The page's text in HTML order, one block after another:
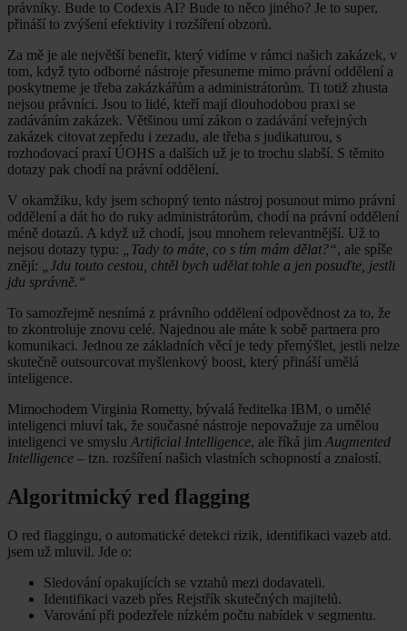
právníky. Bude to Codexis AI? Bude to něco jiného? Je to super,
přináší to zvýšení efektivity i rozšíření obzorů.
Za mě je ale největší benefit, který vidíme v rámci našich zakázek, v
tom, když tyto odborné nástroje přesuneme mimo právní oddělení a
poskytneme je třeba zakázkářům a administrátorům. Ti totiž zhusta
nejsou právníci. Jsou to lidé, kteří mají dlouhodobou praxi se
zadáváním zakázek. Většinou umí zákon o zadávání veřejných
zakázek citovat zepředu i zezadu, ale třeba s judikaturou, s
rozhodovací praxí ÚOHS a dalších už je to trochu slabší. S těmito
dotazy pak chodí na právní oddělení.
V okamžiku, kdy jsem schopný tento nástroj posunout mimo právní
oddělení a dát ho do ruky administrátorům, chodí na právní oddělení
méně dotazů. A když už chodí, jsou mnohem relevantnější. Už to
nejsou dotazy typu:
„Tady to máte, co s tím mám dělat?“, ale spíše
znějí:
„Jdu touto cestou, chtěl bych udělat tohle a jen posuďte, jestli
jdu správně.“
To samozřejmě nesnímá z právního oddělení odpovědnost za to, že
to zkontroluje znovu celé. Najednou ale máte k sobě partnera pro
komunikaci. Jednou ze základních věcí je tedy přemýšlet, jestli nelze
skutečně outsourcovat myšlenkový boost, který přináší umělá
inteligence.
Mimochodem Virginia Rometty, bývalá ředitelka IBM, o umělé
inteligenci mluví tak, že současné nástroje nepovažuje za umělou
inteligenci ve smyslu Artificial Intelligence, ale říká jim Augmented
Intelligence – tzn. rozšíření našich vlastních schopností a znalostí.
Algoritmický red flagging
O red flaggingu, o automatické detekci rizik, identifikaci vazeb atd.
jsem už mluvil. Jde o:
Sledování opakujících se vztahů mezi dodavateli.
Identifikaci vazeb přes Rejstřík skutečných majitelů.
Varování při podezřele nízkém počtu nabídek v segmentu.